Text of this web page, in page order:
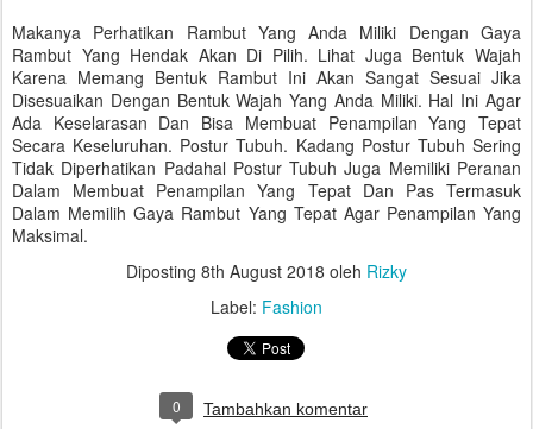
Makanya Perhatikan Rambut Yang Anda Miliki Dengan Gaya
Rambut Yang Hendak Akan Di Pilih. Lihat Juga Bentuk Wajah
Karena Memang Bentuk Rambut Ini Akan Sangat Sesuai Jika
Disesuaikan Dengan Bentuk Wajah Yang Anda Miliki. Hal Ini Agar
Ada Keselarasan Dan Bisa Membuat Penampilan Yang Tepat
Secara Keseluruhan. Postur Tubuh. Kadang Postur Tubuh Sering
Tidak Diperhatikan Padahal Postur Tubuh Juga Memiliki Peranan
Dalam Membuat Penampilan Yang Tepat Dan Pas Termasuk
Dalam Memilih Gaya Rambut Yang Tepat Agar Penampilan Yang
Maksimal.
Diposting 8th August 2018 oleh Rizky
Label: Fashion
0 Tambahkan komentar